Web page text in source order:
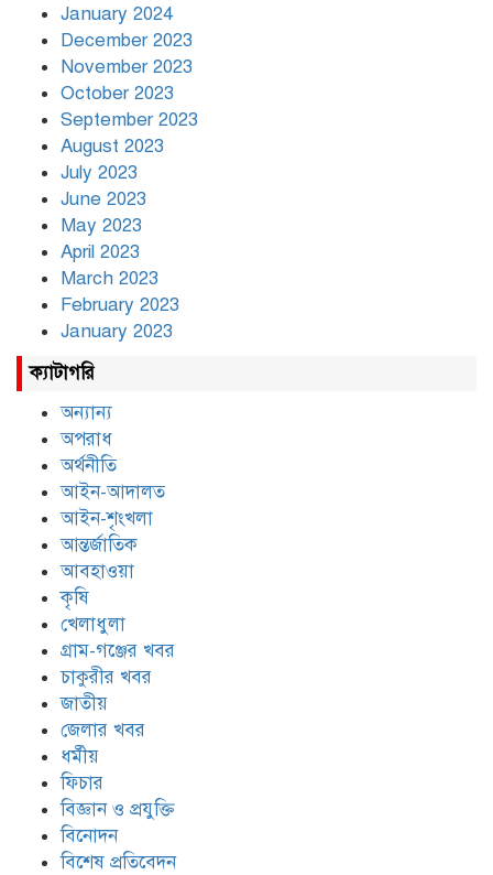
January 2024
December 2023
November 2023
October 2023
September 2023
August 2023
July 2023
June 2023
May 2023
April 2023
March 2023
February 2023
January 2023
ক্যাটাগরি
অন্যান্য
অপরাধ
অর্থনীতি
আইন-আদালত
আইন-শৃংখলা
আন্তর্জাতিক
আবহাওয়া
কৃষি
খেলাধুলা
গ্রাম-গঞ্জের খবর
চাকুরীর খবর
জাতীয়
জেলার খবর
ধর্মীয়
ফিচার
বিজ্ঞান ও প্রযুক্তি
বিনোদন
বিশেষ প্রতিবেদন